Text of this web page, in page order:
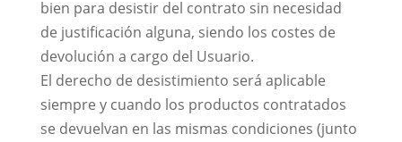
bien para desistir del contrato sin necesidad
de justificación alguna, siendo los costes de
devolución a cargo del Usuario.
El derecho de desistimiento será aplicable
siempre y cuando los productos contratados
se devuelvan en las mismas condiciones (junto